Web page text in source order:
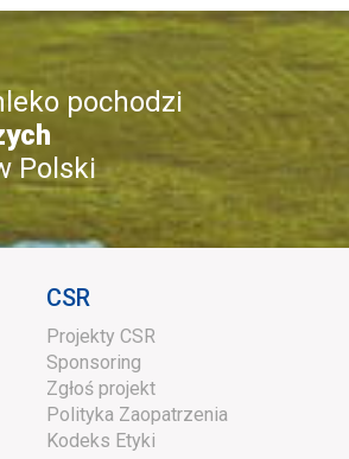
pochodzi
CSR
Projekty CSR
Sponsoring
Zgłoś projekt
Polityka Zaopatrzenia
Kodeks Etyki